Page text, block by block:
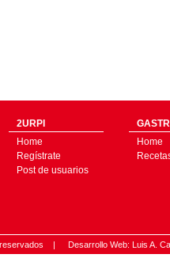
2URPI
Home
Regístrate
Post de usuarios
Home
reservados | Desarrollo Web: Luis